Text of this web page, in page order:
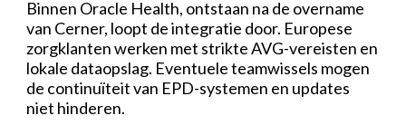
Binnen Oracle Health, ontstaan na de overname
van Cerner, loopt de integratie door. Europese
zorgklanten werken met strikte AVG-vereisten en
lokale dataopslag. Eventuele teamwissels mogen
de continuïteit van EPD-systemen en updates
niet hinderen.